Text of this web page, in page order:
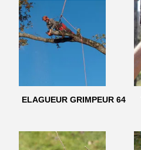
ELAGUEUR GRIMPEUR 64